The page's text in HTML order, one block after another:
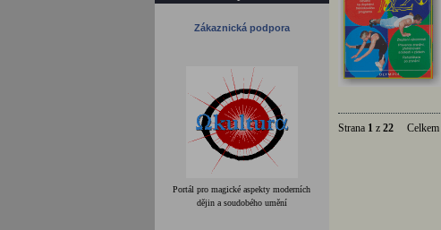
Zákaznická podpora
Portál pro magické aspekty moderních
dějin a soudobého umění
Strana 1 z 22Celkem